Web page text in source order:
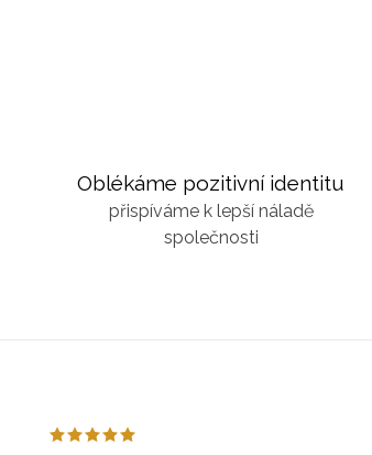
Oblékáme pozitivní identitu
přispíváme k lepší náladě
společnosti